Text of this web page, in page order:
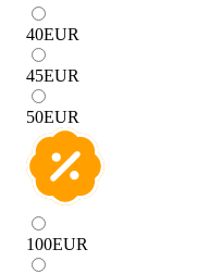
40EUR
45EUR
50EUR
100EUR